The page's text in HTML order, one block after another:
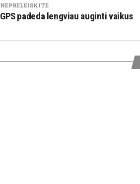
NEPRELEISKITE
GPS padeda lengviau auginti vaikus